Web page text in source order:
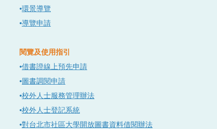
•環景導覽
•導覽申請
閱覽及使用指引
•借書證線上預先申請
•圖書調閱申請
•校外人士服務管理辦法
•校外人士登記系統
•對台北市社區大學開放圖書資料借閱辦法